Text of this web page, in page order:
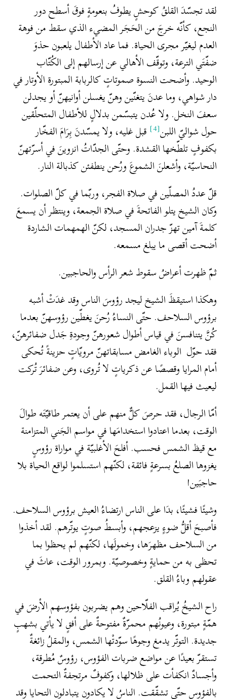
لقد تجسّدَ القلقُ كوحشٍ يطوفُ بنعومةٍ فوقَ أسطح دور
النجع، كأنّه خرجَ من الحَجَر المضيء الذي سقط من فوهة
العدم ليغيّر مجرى الحياة. فما عاد الأطفال يلعبون حذوَ
ضفّتَي الترعة، وتوقّف الأهالي عن إرسالهم إلى الكُتّاب
الوحيد. وأضحت النسوة صموتاتٍ كالربابة المبتورة الأوتار في
دار شواهي، وما عدنَ يتغنّين وهنّ يغسلن أوانيهنّ أو يجدلن
سعفَ النخل. ولا عُدن يتبسّمن بدلالٍ للأطفال المتحلّقين
حول شواليّ اللبن[4]
قبل غليه، ولا يمسّدنَ بِرَامَ الفخّار
بكفوفٍ تلطّخها القشدة. وحتّى الجدّاتُ انزوينَ في أسرّتهنّ
النحاسيّة، وأشعلنَ الشموعَ ورُحن ينطفئن كذبالة النار.
قلّ عددُ المصلّين في صلاة الفجر، وربّما في كلّ الصلوات.
وكان الشيخ يتلو الفاتحةَ في صلاة الجمعة، وينتظر أن يسمعَ
كلمةَ آمين تهزّ جدران المسجد، لكنّ الهمهمات الشاردة
أضحت أقصى ما يبلغ مسمعه.
ثمّ ظهرت أعراضُ سقوط شعر الرأس والحاجبين.
وهكذا استيقظَ الشيخ ليجد رؤوسَ الناس وقد غدَتْ أشبه
برؤوس السلاحف. حتّى النساءُ رُحنَ يغطّين رؤوسهنّ بعدما
كُنَّ يتنافسنَ في قياس أطوال شعورهنّ وجودةِ جَدل ضفائرهنّ،
فقد حوّل الوباء الغامض مسابقاتهنّ مرويّاتٍ حزينةً تُحكى
أمام المرايا وقصصًا عن ذكرياتٍ لا تُروى، وعن ضفائرَ تُركت
ليعيث فيها القمل.
أمّا الرجال، فقد حرصَ كلٌّ منهم على أن يعتمر طاقيّتَه طوالَ
الوقت، بعدما اعتادوا استخدامَها في مواسم الجَني المتزامنة
مع قيظ الشمس فحسب. أفلحَ الأغلبيّة في مواراة رؤوسٍ
يغزوها الصلعُ بسرعةٍ فائقة، لكنّهم استسلموا لواقع الحياة بلا
حاجبَين!
وشيئًا فشيئًا، بدَا على الناس ارتضاءُ العيش برؤوس السلاحف.
فأصبحَ أقلُّ ضوءٍ يزعجهم، وأبسطُ صوتٍ يوتّرهم. لقد أخذوا
من السلاحف مظهرَها، وخمولَها، لكنّهم لم يحظوا بما
تحظى به من حمايةٍ وخصوصيّة. وبمرور الوقت، عاثَ في
عقولهم وباءُ القلق.
راح الشيخُ يُراقب الفلّاحين وهم يضربون بفؤوسهم الأرضَ في
همّةٍ مبتورة، وعيونُهم محمرّةٌ مفتوحةٌ على أفقٍ لا يأتي بشهبٍ
جديدة. التوتّر يدمغ وجوهًا سوّدتْها الشمس، والمقلُ زائغةٌ
تستقرّ بعيدًا عن مواضع ضربات الفؤوس، رؤوسٌ مُطرقة،
وأجسادٌ انكفأت على ظلالها، وكفوفٌ مرتجفةٌ التحمت
بالفؤوس حتّى تشقّقت. الناسُ لا يكادون يتبادلون التحايا وقد